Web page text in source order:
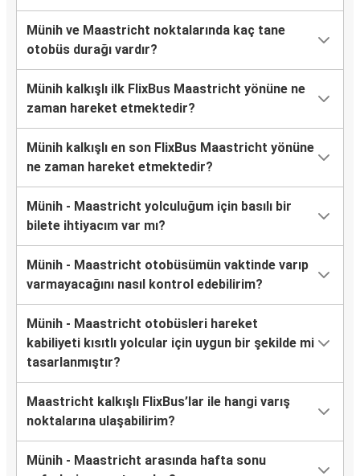
Münih ve Maastricht noktalarında kaç tane
otobüs durağı vardır?
Münih kalkışlı ilk FlixBus Maastricht yönüne ne
zaman hareket etmektedir?
Münih kalkışlı en son FlixBus Maastricht yönüne
ne zaman hareket etmektedir?
Münih - Maastricht yolculuğum için basılı bir
bilete ihtiyacım var mı?
Münih - Maastricht otobüsümün vaktinde varıp
varmayacağını nasıl kontrol edebilirim?
Münih - Maastricht otobüsleri hareket
kabiliyeti kısıtlı yolcular için uygun bir şekilde mi
tasarlanmıştır?
Maastricht kalkışlı FlixBus’lar ile hangi varış
noktalarına ulaşabilirim?
Münih - Maastricht arasında hafta sonu